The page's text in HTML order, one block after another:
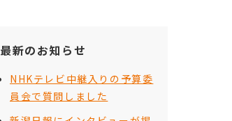
最新のお知らせ
NHKテレビ中継入りの予算委
員会で質問しました